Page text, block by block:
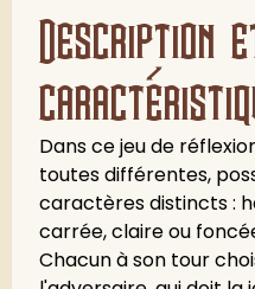
Description
Dans ce jeu de
toutes différentes,
caractères distincts :
carrée, claire ou
Chacun à son tour